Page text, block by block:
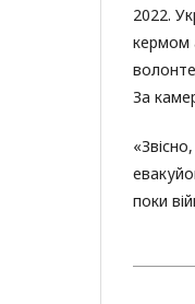
2022.
кермом
За
поки